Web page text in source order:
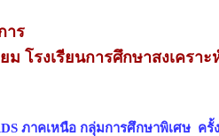
าร
โรงเรียนการศึกษาสงเครา
ภาคเหนือ กลุ่มการศึกษาพิเศษ ครั้